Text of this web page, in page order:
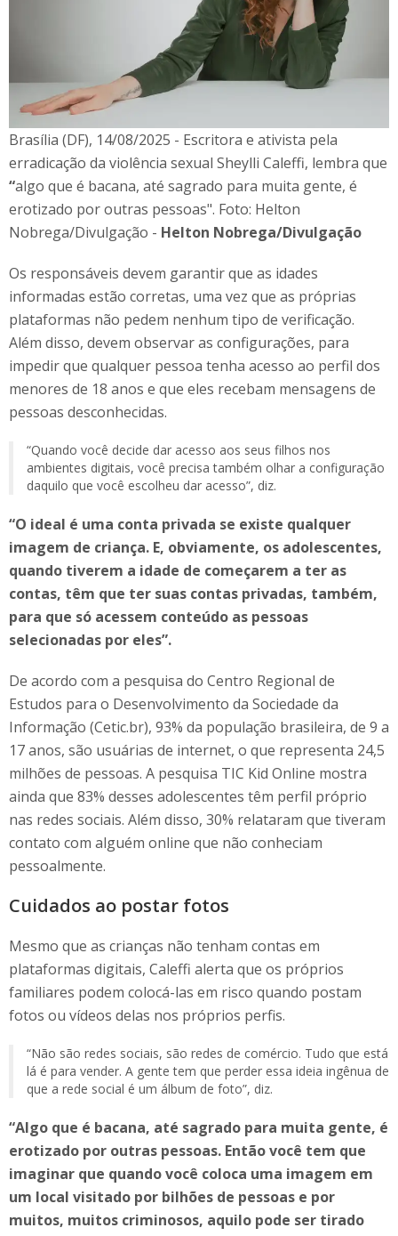
Brasília (DF), 14/08/2025 - Escritora e ativista pela
erradicação da violência sexual Sheylli Caleffi, lembra que
“algo que é bacana, até sagrado para muita gente, é
erotizado por outras pessoas". Foto: Helton
Nobrega/Divulgação - Helton Nobrega/Divulgação
Os responsáveis devem garantir que as idades
informadas estão corretas, uma vez que as próprias
plataformas não pedem nenhum tipo de verificação.
Além disso, devem observar as configurações, para
impedir que qualquer pessoa tenha acesso ao perfil dos
menores de 18 anos e que eles recebam mensagens de
pessoas desconhecidas.
“Quando você decide dar acesso aos seus filhos nos
ambientes digitais, você precisa também olhar a configuração
daquilo que você escolheu dar acesso”, diz.
“O ideal é uma conta privada se existe qualquer
imagem de criança. E, obviamente, os adolescentes,
quando tiverem a idade de começarem a ter as
contas, têm que ter suas contas privadas, também,
para que só acessem conteúdo as pessoas
selecionadas por eles”.
De acordo com a pesquisa do Centro Regional de
Estudos para o Desenvolvimento da Sociedade da
Informação (Cetic.br), 93% da população brasileira, de 9 a
17 anos, são usuárias de internet, o que representa 24,5
milhões de pessoas. A pesquisa TIC Kid Online mostra
ainda que 83% desses adolescentes têm perfil próprio
nas redes sociais. Além disso, 30% relataram que tiveram
contato com alguém online que não conheciam
pessoalmente.
Cuidados ao postar fotos
Mesmo que as crianças não tenham contas em
plataformas digitais, Caleffi alerta que os próprios
familiares podem colocá-las em risco quando postam
fotos ou vídeos delas nos próprios perfis.
“Não são redes sociais, são redes de comércio. Tudo que está
lá é para vender. A gente tem que perder essa ideia ingênua de
que a rede social é um álbum de foto”, diz.
“Algo que é bacana, até sagrado para muita gente, é
erotizado por outras pessoas. Então você tem que
imaginar que quando você coloca uma imagem em
um local visitado por bilhões de pessoas e por
muitos, muitos criminosos, aquilo pode ser tirado